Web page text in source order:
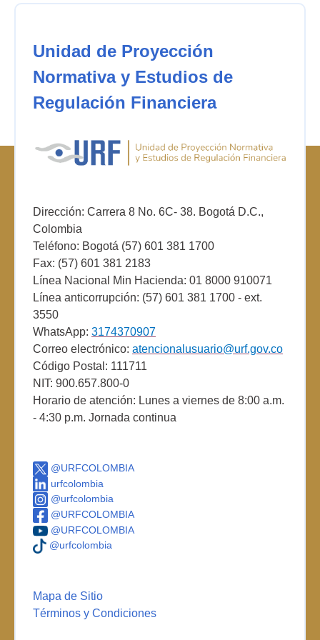
Unidad de Proyección
Normativa y Estudios de
Regulación Financiera
Dirección: Carrera 8 No. 6C- 38. Bogotá D.C.,
Colombia
Teléfono: Bogotá (57) 601 381 1700
Fax: (57) 601 381 2183
Línea Nacional Min Hacienda: 01 8000 910071
Línea anticorrupción: (57) 601 381 1700 - ext.
3550
WhatsApp: 3174370907
Correo electrónico: atencionalusuario@urf.gov.co
Código Postal: 111711
NIT: 900.657.800-0
Horario de atención: Lunes a viernes de 8:00 a.m.
- 4:30 p.m. Jornada continua
@URFCOLOMBIA
urfcolombia
@urfcolombia
@URFCOLOMBIA
@URFCOLOMBIA
@urfcolombia
Mapa de Sitio
Términos y Condiciones